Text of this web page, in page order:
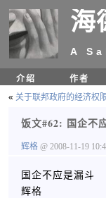
海
A
介绍
作者
« 关于联邦政府的经济权
饭文#62: 国企不
辉格 @ 2008-11-19
国企不应是漏斗
辉格